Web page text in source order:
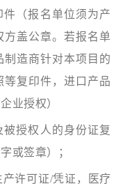
（报名单位须为产
方盖公章。若报名单
造商针对本项目的
复印件，进口产品
业授权）
授权人的身份证复
或签章）；
许可证/凭证，医疗